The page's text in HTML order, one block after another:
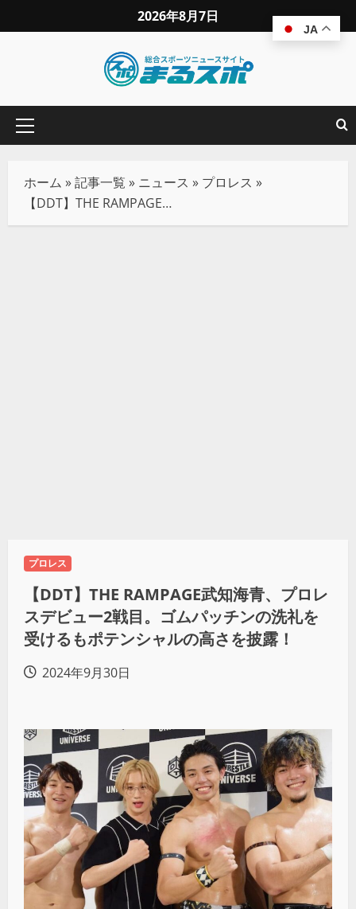
2026年8月7日
ホーム »記事一覧 » ニュース » プロレス »
【DDT】THE RAMPAGE武知海青、プロレスデビュー2戦目。ゴムパッチンの洗礼を受けるもポテンシャルの高さを披露！
プロレス
【DDT】THE RAMPAGE武知海青、プロレ
スデビュー2戦目。ゴムパッチンの洗礼を
受けるもポテンシャルの高さを披露！
2024年9月30日
JA